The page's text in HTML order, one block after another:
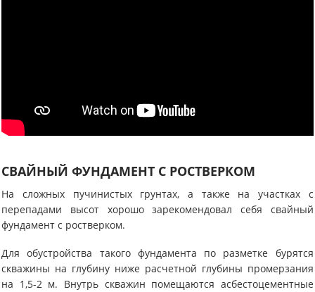
СВАЙНЫЙ ФУНДАМЕНТ С РОСТВЕРКОМ
На сложных пучинистых грунтах, а также на участках с
перепадами высот хорошо зарекомендовал себя свайный
фундамент с ростверком.
Для обустройства такого фундамента по разметке бурятся
скважины на глубину ниже расчетной глубины промерзания
на 1,5-2 м. Внутрь скважин помещаются асбестоцементные